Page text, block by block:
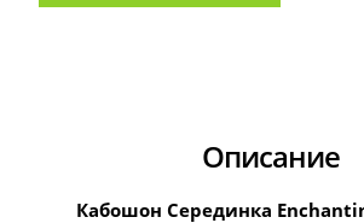
Описание
Кабошон Серединка